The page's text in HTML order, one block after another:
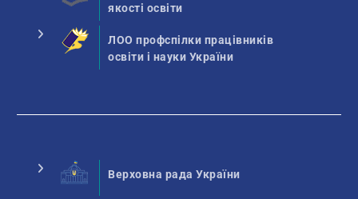
якості освіти
ЛОО профспілки працівників
освіти і науки України
Верховна рада України